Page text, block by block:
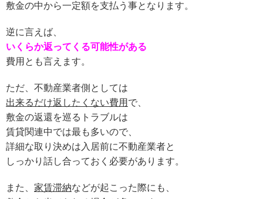
敷金の中から一定額を支払う事となります。
逆に言えば、
いくらか返ってくる可能性がある
費用とも言えます。
ただ、不動産業者側としては
出来るだけ返したくない費用 で、
敷金の返還を巡るトラブルは
賃貸関連中では最も多いので、
詳細な取り決めは入居前に不動産業者と
しっかり話し合っておく必要があります。
また、 家賃滞納などが起こった際にも、